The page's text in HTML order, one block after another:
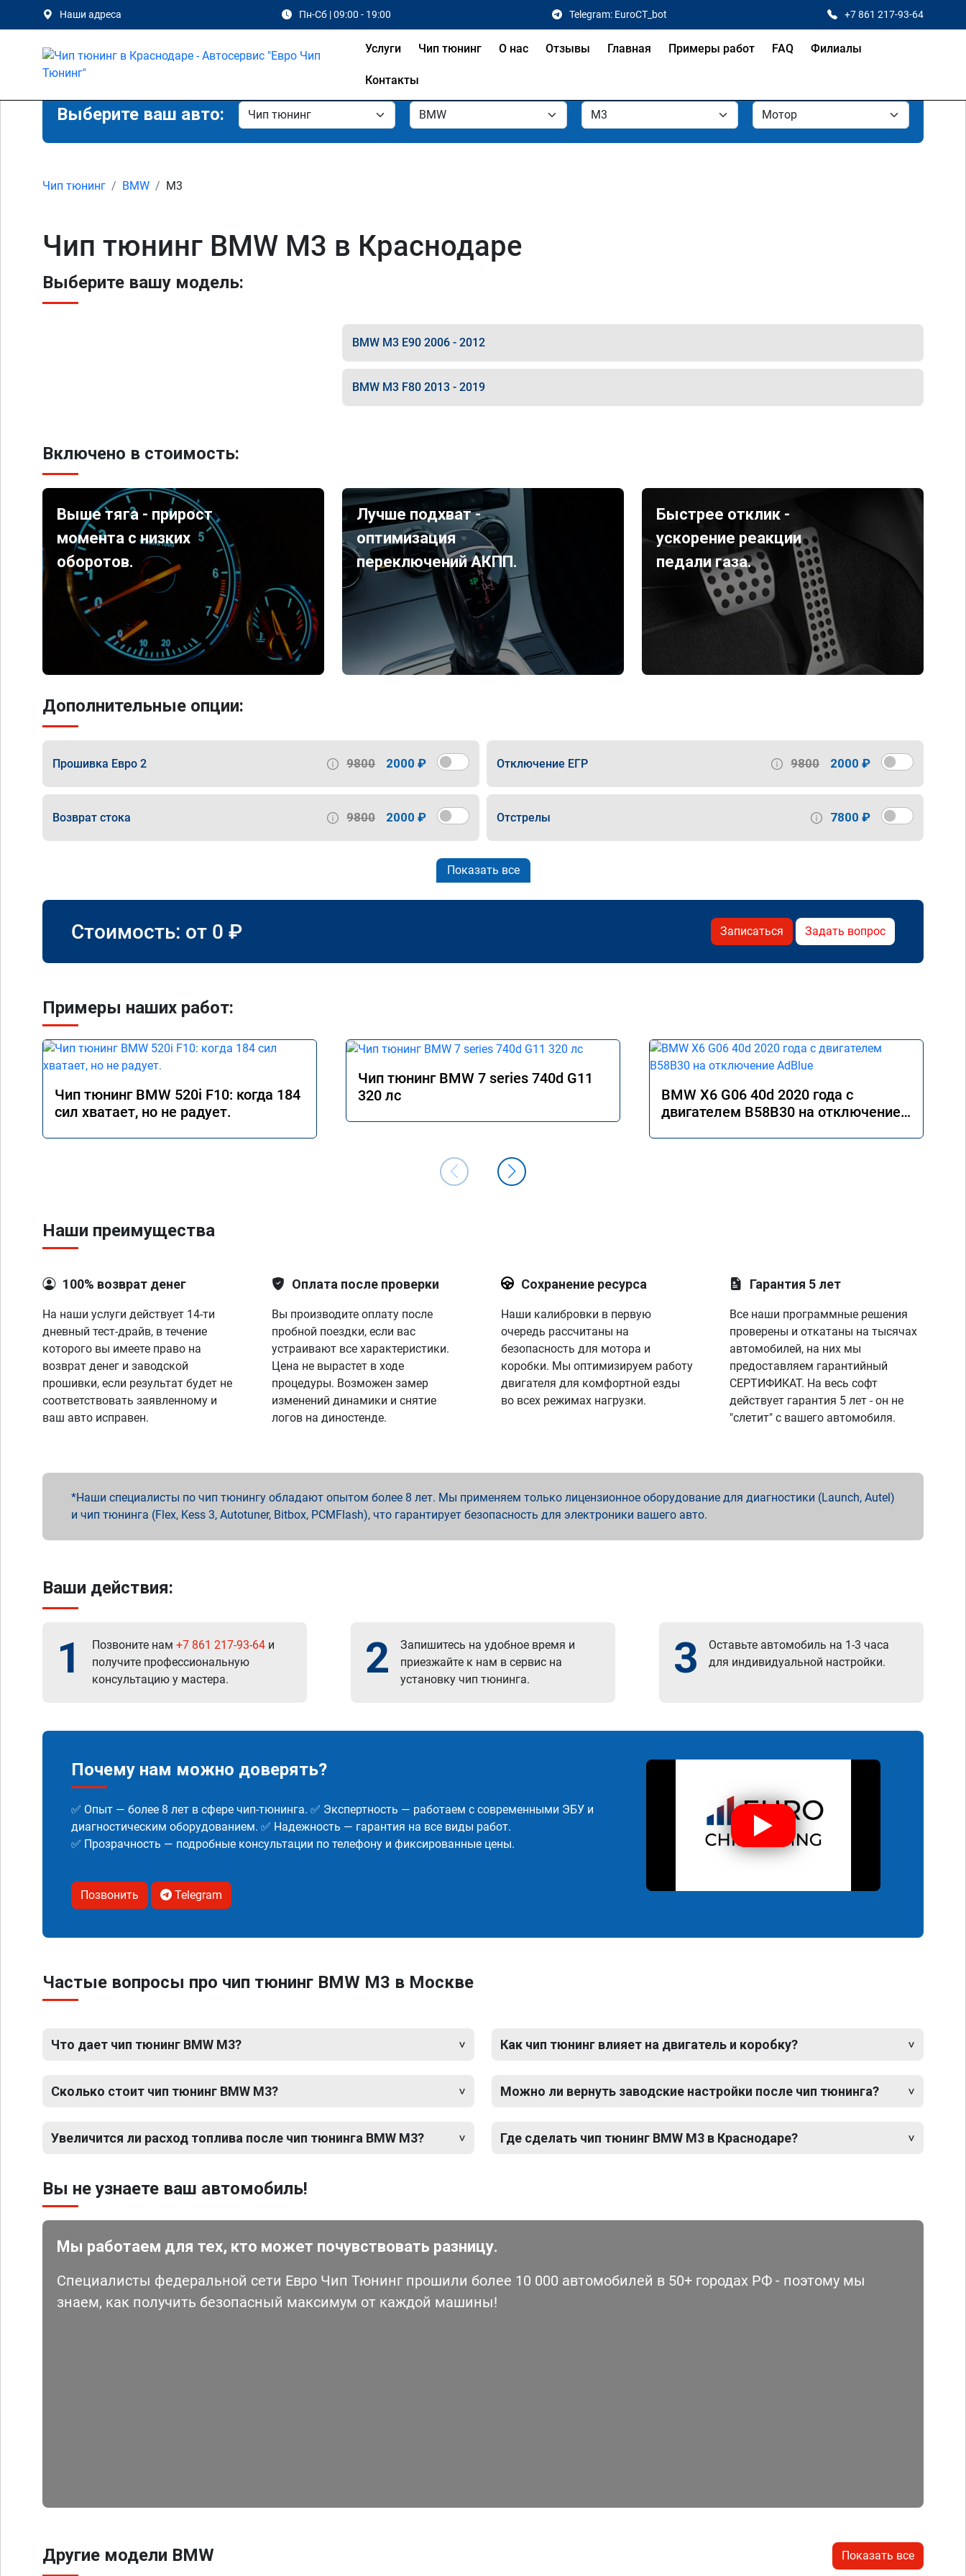
Наши адреса Пн-Сб | 09:00 - 19:00 Telegram: EuroCT_bot +7 861 217-93-64
Услуги Чип тюнинг О нас Отзывы Главная Примеры работ FAQ Филиалы
Контакты
Выберите ваш авто:
Чип тюнинг BMW M3
Чип тюнинг BMW M3 в Краснодаре
Выберите вашу модель:
BMW M3 E90 2006 - 2012
BMW M3 F80 2013 - 2019
Включено в стоимость:
Выше тяга - прирост
момента с низких
оборотов.
Лучше подхват -
оптимизация
переключений АКПП.
Быстрее отклик -
ускорение реакции
педали газа.
Дополнительные опции:
Прошивка Евро 2 9800 2000 ₽ Отключение ЕГР 9800 2000 ₽
Возврат стока 9800 2000 ₽ Отстрелы 7800 ₽
Показать все
Стоимость: от 0 ₽ Записаться Задать вопрос
Примеры наших работ:
Чип тюнинг BMW 520i F10: когда 184
сил хватает, но не радует.
Чип тюнинг BMW 7 series 740d G11
320 лс
BMW X6 G06 40d 2020 года с
двигателем B58B30 на отключение
Наши преимущества
100% возврат денег
На наши услуги действует 14-ти
дневный тест-драйв, в течение
которого вы имеете право на
возврат денег и заводской
прошивки, если результат будет не
соответствовать заявленному и
ваш авто исправен.
Оплата после проверки
Вы производите оплату после
пробной поездки, если вас
устраивают все характеристики.
Цена не вырастет в ходе
процедуры. Возможен замер
изменений динамики и снятие
логов на диностенде.
Сохранение ресурса
Наши калибровки в первую
очередь рассчитаны на
безопасность для мотора и
коробки. Мы оптимизируем работу
двигателя для комфортной езды
во всех режимах нагрузки.
Гарантия 5 лет
Все наши программные решения
проверены и откатаны на тысячах
автомобилей, на них мы
предоставляем гарантийный
СЕРТИФИКАТ. На весь софт
действует гарантия 5 лет - он не
"слетит" с вашего автомобиля.
Наши специалисты по чип тюнингу обладают опытом более 8 лет. Мы применяем только лицензионное оборудование для диагностики (Launch, Autel)
и чип тюнинга (Flex, Kess 3, Autotuner, Bitbox, PCMFlash), что гарантирует безопасность для электроники вашего авто.
Ваши действия:
1 Позвоните нам +7 861 217-93-64 и
получите профессиональную
консультацию у мастера.
2
Запишитесь на удобное время и
приезжайте к нам в сервис на
установку чип тюнинга.
3
Оставьте автомобиль на 1-3 часа
для индивидуальной настройки.
Почему нам можно доверять?
✅ Опыт — более 8 лет в сфере чип-тюнинга. ✅ Экспертность — работаем с современными ЭБУ и
диагностическим оборудованием. ✅ Надежность — гарантия на все виды работ.
✅ Прозрачность — подробные консультации по телефону и фиксированные цены.
Позвонить Telegram
Частые вопросы про чип тюнинг BMW M3 в Москве
Что дает чип тюнинг BMW M3?
Сколько стоит чип тюнинг BMW M3?
Увеличится ли расход топлива после чип тюнинга BMW M3?
Как чип тюнинг влияет на двигатель и коробку?
Можно ли вернуть заводские настройки после чип тюнинга?
Где сделать чип тюнинг BMW M3 в Краснодаре?
Вы не узнаете ваш автомобиль!
Мы работаем для тех, кто может почувствовать разницу.
Специалисты федеральной сети Евро Чип Тюнинг прошили более 10 000 автомобилей в 50+ городах РФ - поэтому мы
знаем, как получить безопасный максимум от каждой машины!
Другие модели BMW Показать все